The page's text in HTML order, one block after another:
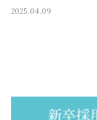
2025.04.09